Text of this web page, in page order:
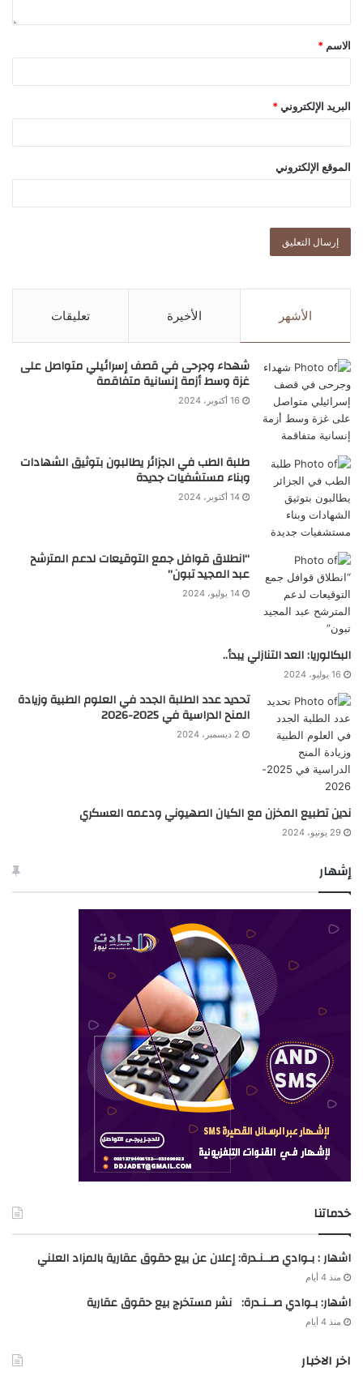
الاسم *
البريد الإلكتروني *
الموقع الإلكتروني
الأشهر الأخيرة تعليقات
شهداء وجرحى في قصف إسرائيلي متواصل على
غزة وسط أزمة إنسانية متفاقمة
16 أكتوبر، 2024
طلبة الطب في الجزائر يطالبون بتوثيق الشهادات
وبناء مستشفيات جديدة
14 أكتوبر، 2024
“انطلاق قوافل جمع التوقيعات لدعم المترشح
عبد المجيد تبون”
14 يوليو، 2024
البكالوريا: العد التنازلي يبدأ..
16 يوليو، 2024
تحديد عدد الطلبة الجدد في العلوم الطبية وزيادة
المنح الدراسية في 2025-2026
2 ديسمبر، 2024
ندين تطبيع المخزن مع الكيان الصهيوني ودعمه العسكري
29 يونيو، 2024
إشهار
خدماتنا
اشهار : بـوادي صــنـدرة: إعلان عن بيع حقوق عقارية بالمزاد العلني
منذ 4 أيام
اشهار: بـوادي صــنـدرة: نشر مستخرج بيع حقوق عقارية
منذ 4 أيام
اخر الاخبار